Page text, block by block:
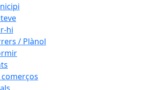
hi
/ Plànol